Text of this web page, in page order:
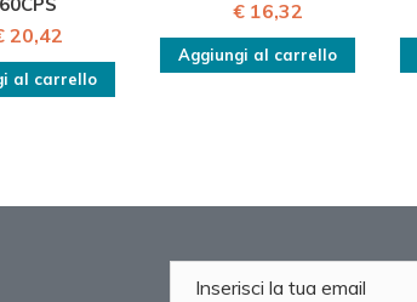
60CPS
20,42
al carrello
€ 16,32
Aggiungi al carrello